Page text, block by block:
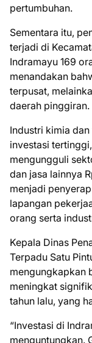
pertumbuhan.
Sementara itu,
terjadi di
Indramayu 169
menandakan
terpusat,
daerah pinggiran.
Industri kimia
investasi
mengungguli
dan jasa lainnya
menjadi
lapangan
orang serta
Kepala Dinas
Terpadu Satu
mengungkapkan
meningkat
tahun lalu, yang
“Investasi di
menguntungkan.